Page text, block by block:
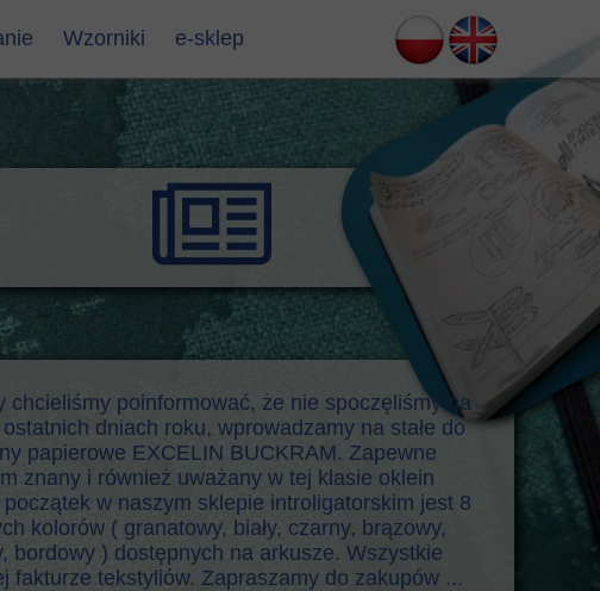
Wzorniki e-sklep
chcieliśmy poinformować, że nie spoczęliśmy na
dniach roku, wprowadzamy na stałe do
papierowe EXCELIN BUCKRAM. Zapewne
znany i również uważany w tej klasie oklein
w naszym sklepie introligatorskim jest 8
kolorów ( granatowy, biały, czarny, brązowy,
bordowy ) dostępnych na arkusze. Wszystkie
fakturze tekstyliów. Zapraszamy do zakupów ...